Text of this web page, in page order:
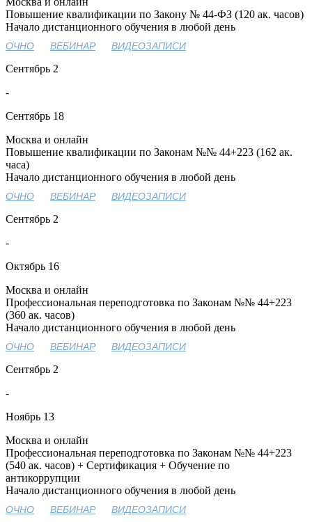
Повышение квалификации по Закону № 44-ФЗ (120 ак. часов)
Начало дистанционного обучения в любой день
ОЧНО ВЕБИНАР ВИДЕОЗАПИСИ
Сентябрь 2
-
Сентябрь 18
Москва и онлайн
Повышение квалификации по Законам №№ 44+223 (162 ак.
часа)
Начало дистанционного обучения в любой день
ОЧНО ВЕБИНАР ВИДЕОЗАПИСИ
Сентябрь 2
-
Октябрь 16
Москва и онлайн
Профессиональная переподготовка по Законам №№ 44+223
(360 ак. часов)
Начало дистанционного обучения в любой день
ОЧНО ВЕБИНАР ВИДЕОЗАПИСИ
Сентябрь 2
-
Ноябрь 13
Москва и онлайн
Профессиональная переподготовка по Законам №№ 44+223
(540 ак. часов) + Сертификация + Обучение по
антикоррупции
Начало дистанционного обучения в любой день
ОЧНО ВЕБИНАР ВИДЕОЗАПИСИ